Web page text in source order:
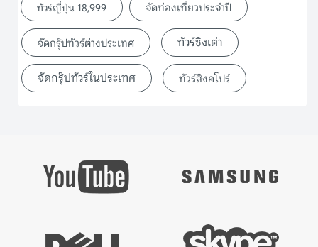
ทัวร์ญี่ปุ่น 18,999 จัดท่องเที่ยวประจำปี
จัดกรุ๊ปทัวร์ต่างประเทศ ทัวร์ชิงเต่า
จัดกรุ๊ปทัวร์ในประเทศ ทัวร์สิงคโปร์